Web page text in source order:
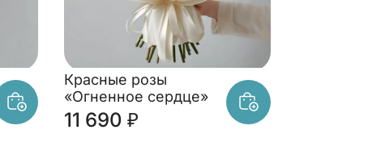
Красные розы
«Огненное сердце»
11 690 ₽